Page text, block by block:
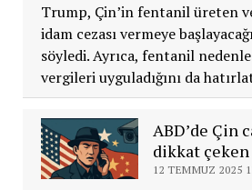
Trump, Çin’in fentanil üreten
idam cezası vermeye
söyledi. Ayrıca, fentanil
vergileri uyguladığını da
ABD’de Çin
dikkat
12 TEMMUZ 2025